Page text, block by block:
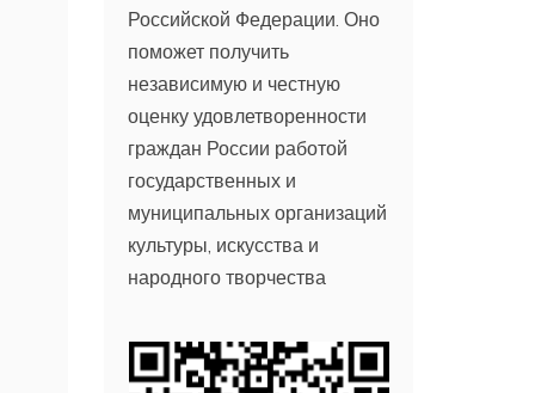
Российской Федерации. Оно
поможет получить
независимую и честную
оценку удовлетворенности
граждан России работой
государственных и
муниципальных организаций
культуры, искусства и
народного творчества